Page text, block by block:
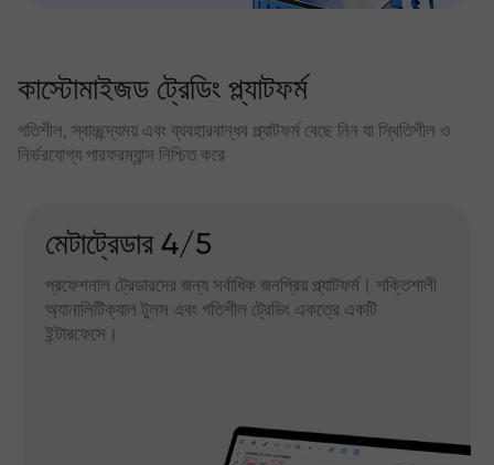
কাস্টোমাইজড ট্রেডিং প্ল্যাটফর্ম
গতিশীল, স্বাচ্ছন্দ্যময় এবং ব্যবহারবান্ধব প্ল্যাটফর্ম বেছে নিন যা স্থিতিশীল ও
নির্ভরযোগ্য পারফরম্যান্স নিশ্চিত করে
মেটাট্রেডার 4/5
প্রফেশনাল ট্রেডারদের জন্য সর্বাধিক জনপ্রিয় প্ল্যাটফর্ম। শক্তিশালী
অ্যানালিটিক্যাল টুলস এবং গতিশীল ট্রেডিং একত্রে একটি
ইন্টারফেসে।